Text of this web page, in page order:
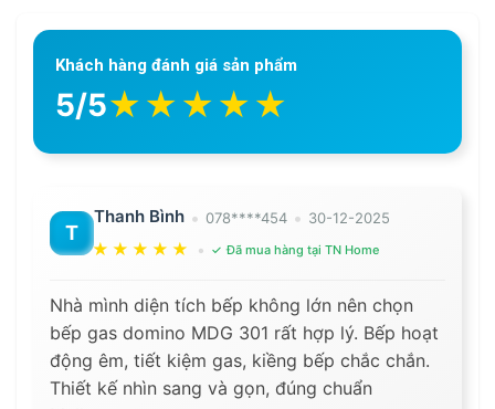
Khách hàng đánh giá sản phẩm
5/5★★★★★
T
Thanh Bình • 078****454 • 30-12-2025
★★★★★ • Đã mua hàng tại TN Home
Nhà mình diện tích bếp không lớn nên chọn
bếp gas domino MDG 301 rất hợp lý. Bếp hoạt
động êm, tiết kiệm gas, kiềng bếp chắc chắn.
Thiết kế nhìn sang và gọn, đúng chuẩn